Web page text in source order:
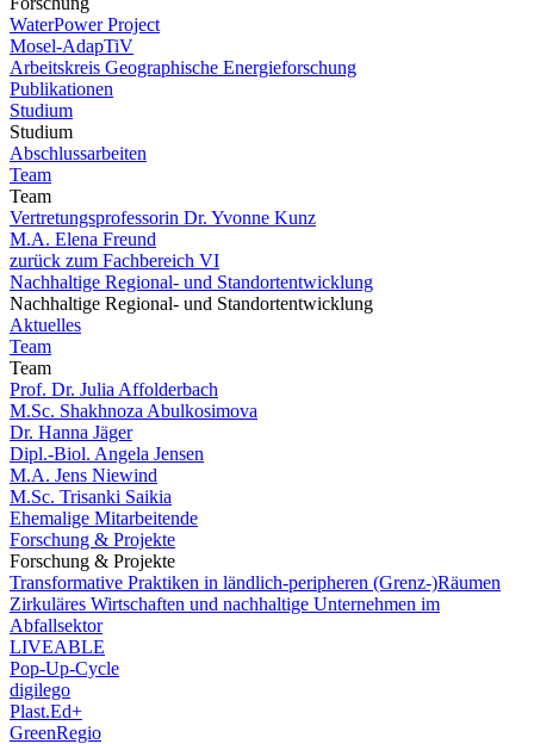
WaterPower Project
Mosel-AdapTiV
Arbeitskreis Geographische Energieforschung
Publikationen
Studium
Studium
Abschlussarbeiten
Team
Team
Vertretungsprofessorin Dr. Yvonne Kunz
M.A. Elena Freund
zurück zum Fachbereich VI
Nachhaltige Regional- und Standortentwicklung
Nachhaltige Regional- und Standortentwicklung
Aktuelles
Team
Team
Prof. Dr. Julia Affolderbach
M.Sc. Shakhnoza Abulkosimova
Dr. Hanna Jäger
Dipl.-Biol. Angela Jensen
M.A. Jens Niewind
M.Sc. Trisanki Saikia
Ehemalige Mitarbeitende
Forschung & Projekte
Forschung & Projekte
Transformative Praktiken in ländlich-peripheren (Grenz-)Räumen
Zirkuläres Wirtschaften und nachhaltige Unternehmen im
Abfallsektor
LIVEABLE
Pop-Up-Cycle
digilego
Plast.Ed+
GreenRegio